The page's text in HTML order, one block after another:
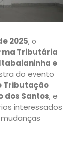
2025, o
Tributária
Itabaianinha e
do evento
Tributação
dos Santos, e
interessados